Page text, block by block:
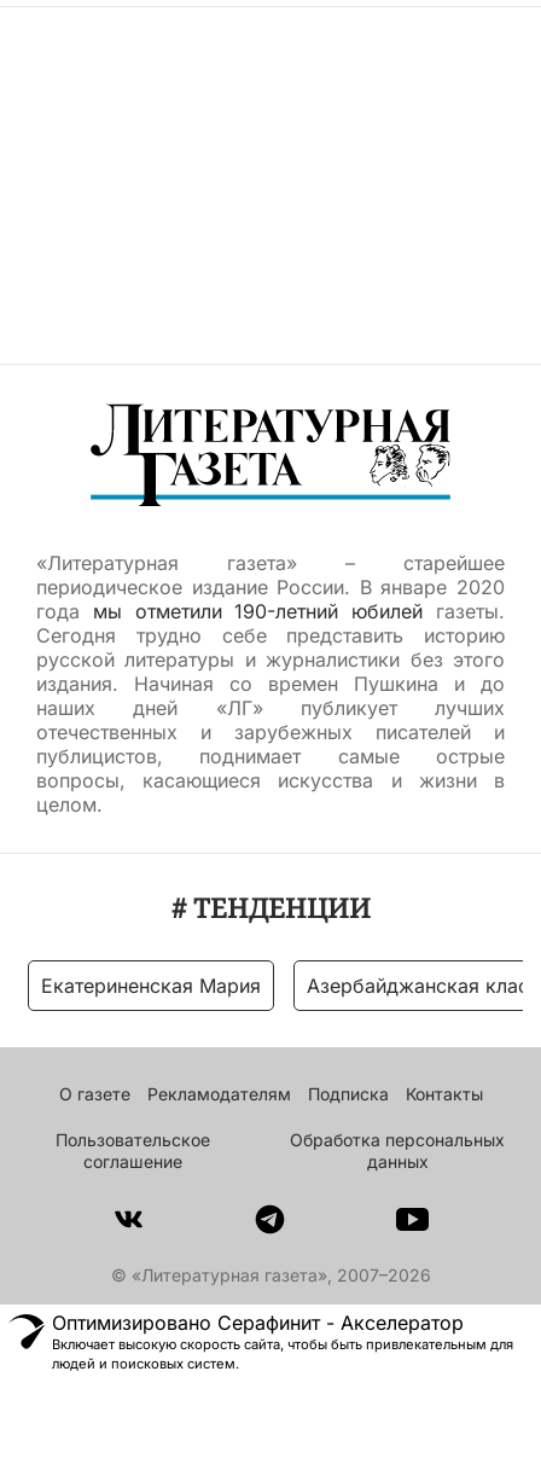
«Литературная газета» – старейшее
периодическое издание России. В январе 2020
года мы отметили 190-летний юбилей газеты.
Сегодня трудно себе представить историю
русской литературы и журналистики без этого
издания. Начиная со времен Пушкина и до
наших дней «ЛГ» публикует лучших
отечественных и зарубежных писателей и
публицистов, поднимает самые острые
вопросы, касающиеся искусства и жизни в
целом.
# ТЕНДЕНЦИИ
Екатериненская Мария Азербайджанская
О газете Рекламодателям Подписка Контакты
Пользовательское
соглашение
Обработка персональных
данных
© «Литературная газета», 2007–2026
Оптимизировано Серафинит - Акселератор
Включает высокую скорость сайта, чтобы быть привлекательным для
людей и поисковых систем.